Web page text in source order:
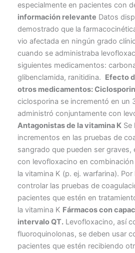
especialmente en pacientes con
información relevante Datos
demostrado que la
vio afectada en ningún grado
cuando se administraba
siguientes medicamentos:
glibenclamida, ranitidina. Efecto
otros medicamentos:
ciclosporina se incrementó en un
administró conjuntamente con
Antagonistas de la vitamina K Se
incrementos en las pruebas de
sangrado que pueden ser
con levofloxacino en
la vitamina K (p. ej. warfarina).
controlar las pruebas de
pacientes que estén en
la vitamina K Fármacos con
intervalo QT. Levofloxacino, así
fluoroquinolonas, se deben usar
pacientes que estén recibiendo